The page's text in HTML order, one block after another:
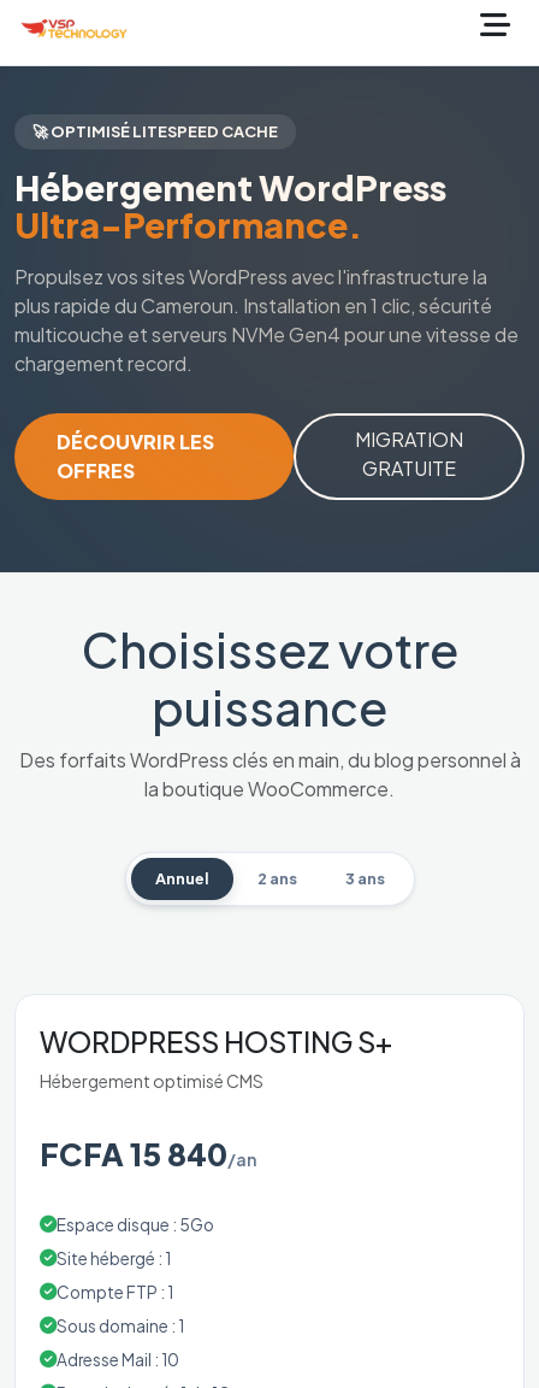
🚀 OPTIMISÉ LITESPEED CACHE
Hébergement WordPress
Ultra-Performance.
Propulsez vos sites WordPress avec l'infrastructure la
plus rapide du Cameroun. Installation en 1 clic, sécurité
multicouche et serveurs NVMe Gen4 pour une vitesse de
chargement record.
DÉCOUVRIR LES
OFFRES
MIGRATION
GRATUITE
Choisissez votre
puissance
Des forfaits WordPress clés en main, du blog personnel à
la boutique WooCommerce.
Annuel 2 ans 3 ans
WORDPRESS HOSTING S+
Hébergement optimisé CMS
FCFA 15 840/an
Espace disque : 5Go
Site hébergé : 1
Compte FTP : 1
Sous domaine : 1
Adresse Mail : 10